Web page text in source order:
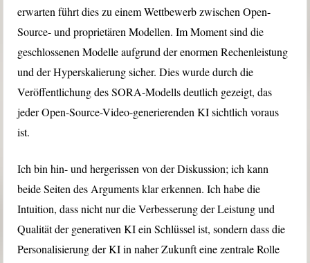
erwarten führt dies zu einem Wettbewerb zwischen Open-
Source- und proprietären Modellen. Im Moment sind die
geschlossenen Modelle aufgrund der enormen Rechenleistung
und der Hyperskalierung sicher. Dies wurde durch die
Veröffentlichung des SORA-Modells deutlich gezeigt, das
jeder Open-Source-Video-generierenden KI sichtlich voraus
ist.
Ich bin hin- und hergerissen von der Diskussion; ich kann
beide Seiten des Arguments klar erkennen. Ich habe die
Intuition, dass nicht nur die Verbesserung der Leistung und
Qualität der generativen KI ein Schlüssel ist, sondern dass die
Personalisierung der KI in naher Zukunft eine zentrale Rolle